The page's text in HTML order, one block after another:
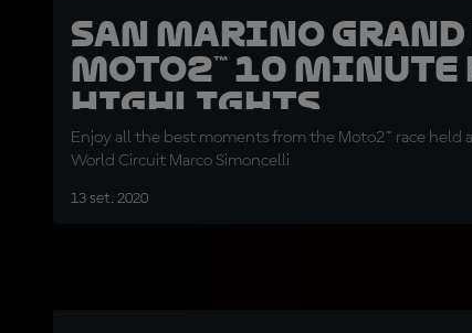
San Marino
Moto2™ 10 minute
highlights
Enjoy all the best moments from the Moto2™ race held
World Circuit Marco Simoncelli
13 set. 2020